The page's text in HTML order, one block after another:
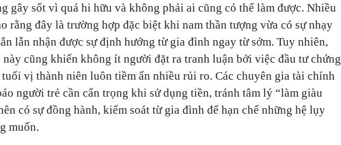
gây sốt vì quá hi hữu và không phải ai cũng có thể làm được. Nhiều
rằng đây là trường hợp đặc biệt khi nam thần tượng vừa có sự nhạy
lẫn nhận được sự định hướng từ gia đình ngay từ sớm. Tuy nhiên,
này cũng khiến không ít người đặt ra tranh luận bởi việc đầu tư chứng
vị thành niên luôn tiềm ẩn nhiều rủi ro. Các chuyên gia tài chính
người trẻ cần cẩn trọng khi sử dụng tiền, tránh tâm lý “làm giàu
có sự đồng hành, kiểm soát từ gia đình để hạn chế những hệ lụy
muốn.